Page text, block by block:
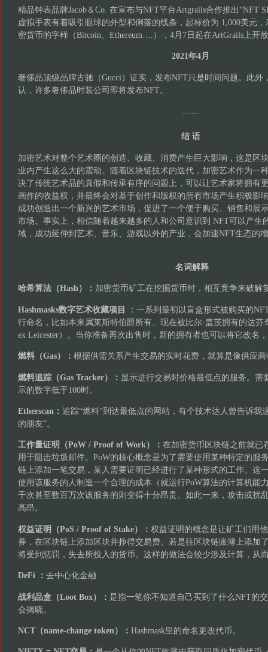
精品钟表品牌Jacob＆Co. 在宣布与NFT平台Artgrails合作推出“NFT
虚拟手表有着吸引眼球的外型和俐落的线条，起标价为 1,000美元
密货币的字样（Bitcoin、Ethereum….），4月7日起在ArtGrails上开
2021年4月
奢侈品顶级品牌古驰（Gucci）证实，发布NFT只是时间问题。此外
认，许多奢侈品时装公司即将发布NFT。
……
结 语
加密艺术对整个艺术圈的创造、收藏、消费产生巨大影响，这是区
业内产生这么大的震动。随着区块链技术的迭代，加密艺术作为一
决了传统艺术品的真假和传承有序的问题上，可以让艺术家将拥有
画作的收益权，并最终会对基于创作和版权的所有市场产生积极影
成功创造出一个新兴的艺术市场，促进了一个便于购买、销售和展
市场。事实上，相信随着越来越多的人和公司意识到 NFT可以产生
域，成功延伸到艺术、音乐、游戏以外的产业，会加速NFT生态的
名词解释
哈希算法（Hash）： 加密货币矿工在挖掘货币时，相互竞争来破解
Hashmasks数字艺术收藏项目
：一系列最初以盲盒形式被购买的
行命名，比如本来属莱斯特伯爵所有、现在被比尔·盖茨拥有的达芬
ex Leicester）。当你准备再次出售时，新的拥有者也可以将它改名
燃料（Gas）： 根据供需关系产生交易的实时花费，就算是像供应
燃料追踪（Gas Tracker）： 显示进行交易时价格最低点的服务。需
示的数字低于100时。
Etherscan： 追踪“燃料”到达最低点的网站，有个技术达人曾告诉我
的朋友”。
工作量证明（PoW / Proof of Work）： 在加密货币区块链之前就已
用于阻击垃圾邮件。PoW的核心概念是为了需要使用某种特定的服
链上添加一笔交易，某人需要证明已经进行了某种形式的工作。这
使用该服务的人制造一个合理的成本（就运行PoW算法的计算机能
千次甚至数百万次该服务的则变得十分昂贵。如此一来，攻击或扰
高昂。
权益证明（PoS / Proof of Stake）： 权益证明的概念是让矿工们用
券，在区块链上添加区块并挣得交易费。若是往区块链账簿上添加
将受到惩罚，失去所投入的货币。这样的做法会较少涉及计算，从
DeFi ： 去中心化金融
战利品盒（Loot Box）： 是指一笔你不知道自己买到了什么NFT的
会揭晓。
NCT（name-change token）： Hashmask里的命名更改代币。